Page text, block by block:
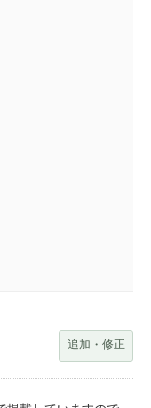
追加・修正